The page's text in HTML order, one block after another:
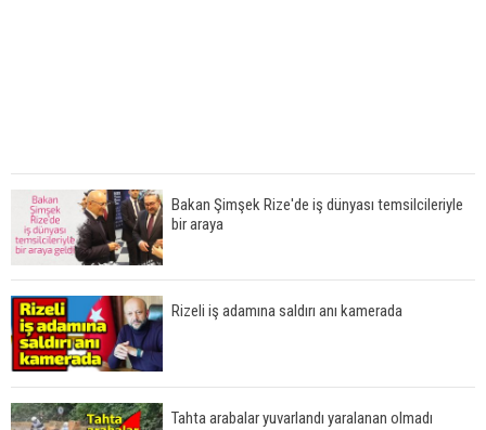
Bakan Şimşek Rize'de iş dünyası temsilcileriyle
bir araya
Rizeli iş adamına saldırı anı kamerada
Tahta arabalar yuvarlandı yaralanan olmadı